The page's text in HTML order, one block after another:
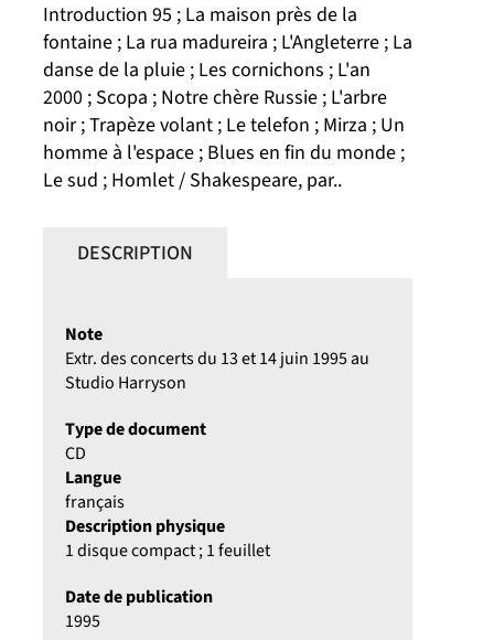
Introduction 95 ; La maison près de la
fontaine ; La rua madureira ; L'Angleterre ; La
danse de la pluie ; Les cornichons ; L'an
2000 ; Scopa ; Notre chère Russie ; L'arbre
noir ; Trapèze volant ; Le telefon ; Mirza ; Un
homme à l'espace ; Blues en fin du monde ;
Le sud ; Homlet / Shakespeare, par..
DESCRIPTION
Note
Extr. des concerts du 13 et 14 juin 1995 au
Studio Harryson
Type de document
CD
Langue
français
Description physique
1 disque compact ; 1 feuillet
Date de publication
1995